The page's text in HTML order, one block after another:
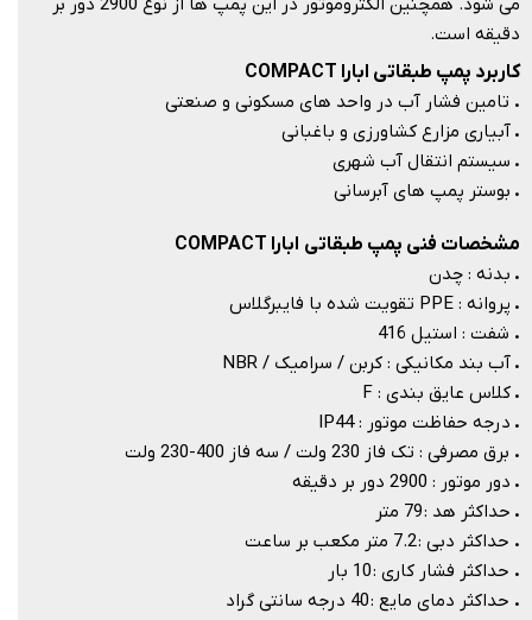
دقیقه است.​​​​​​​
کاربرد پمپ طبقاتی ابارا COMPACT
. تامین فشار آب در واحد های مسکونی و صنعتی
. آبیاری مزارع کشاورزی و باغبانی
. سیستم انتقال آب شهری
. بوستر پمپ های آبرسانی
مشخصات فنی پمپ طبقاتی ابارا COMPACT
. بدنه : چدن
. پروانه : PPE تقویت شده با فایبرگلاس
. شفت : استیل 416
. آب بند مکانیکی : کربن / سرامیک / NBR
. کلاس عایق بندی : F
. درجه حفاظت موتور : IP44
. برق مصرفی : تک فاز 230 ولت / سه فاز 400-230 ولت
. دور موتور : 2900 دور بر دقیقه
. حداکثر هد : 79 متر
. حداکثر دبی : 7.2 متر مکعب بر ساعت
. حداکثر فشار کاری : 10 بار
. حداکثر دمای مایع : 40 درجه سانتی گراد